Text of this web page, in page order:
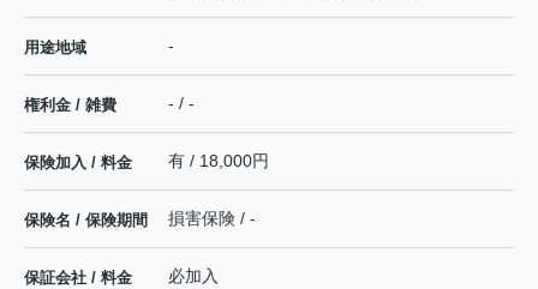
用途地域 -
権利金 / 雑費 - / -
保険加入 / 料金 有 / 18,000円
保険名 / 保険期間 損害保険 / -
保証会社 / 料金 必加入